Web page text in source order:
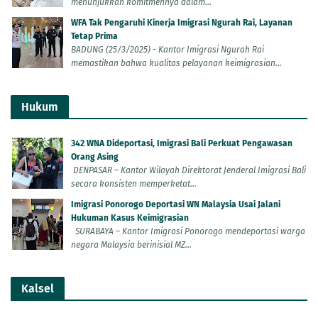
menunjukkan komitmennya dalam...
WFA Tak Pengaruhi Kinerja Imigrasi Ngurah Rai, Layanan
Tetap Prima
BADUNG (25/3/2025) - Kantor Imigrasi Ngurah Rai
memastikan bahwa kualitas pelayanan keimigrasian...
Hukum
342 WNA Dideportasi, Imigrasi Bali Perkuat Pengawasan
Orang Asing
DENPASAR – Kantor Wilayah Direktorat Jenderal Imigrasi Bali
secara konsisten memperketat...
Imigrasi Ponorogo Deportasi WN Malaysia Usai Jalani
Hukuman Kasus Keimigrasian
SURABAYA – Kantor Imigrasi Ponorogo mendeportasi warga
negara Malaysia berinisial MZ...
Kalsel